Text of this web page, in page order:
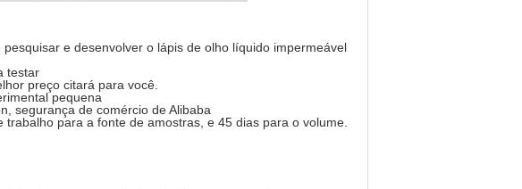
e desenvolver o lápis de olho líquido impermeável
testar
preço citará para você.
pequena
segurança de comércio de Alibaba
para a fonte de amostras, e 45 dias para o volume.